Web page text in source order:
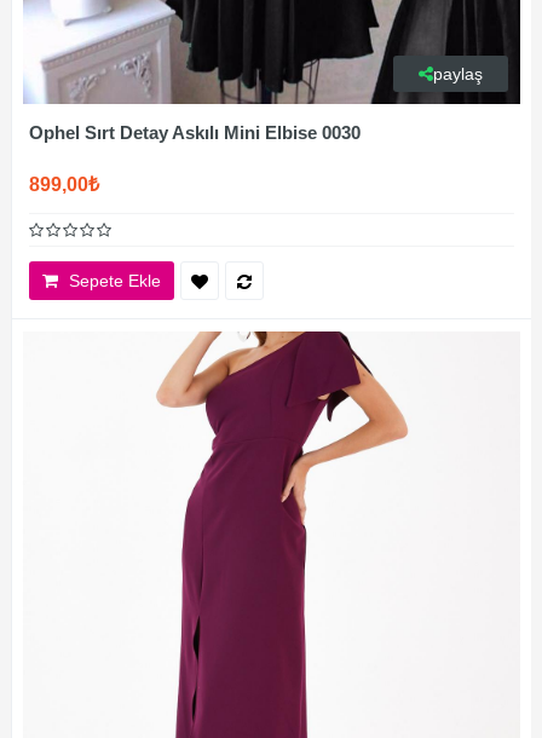
paylaş
Ophel Sırt Detay Askılı Mini Elbise 0030
899,00₺
Sepete Ekle